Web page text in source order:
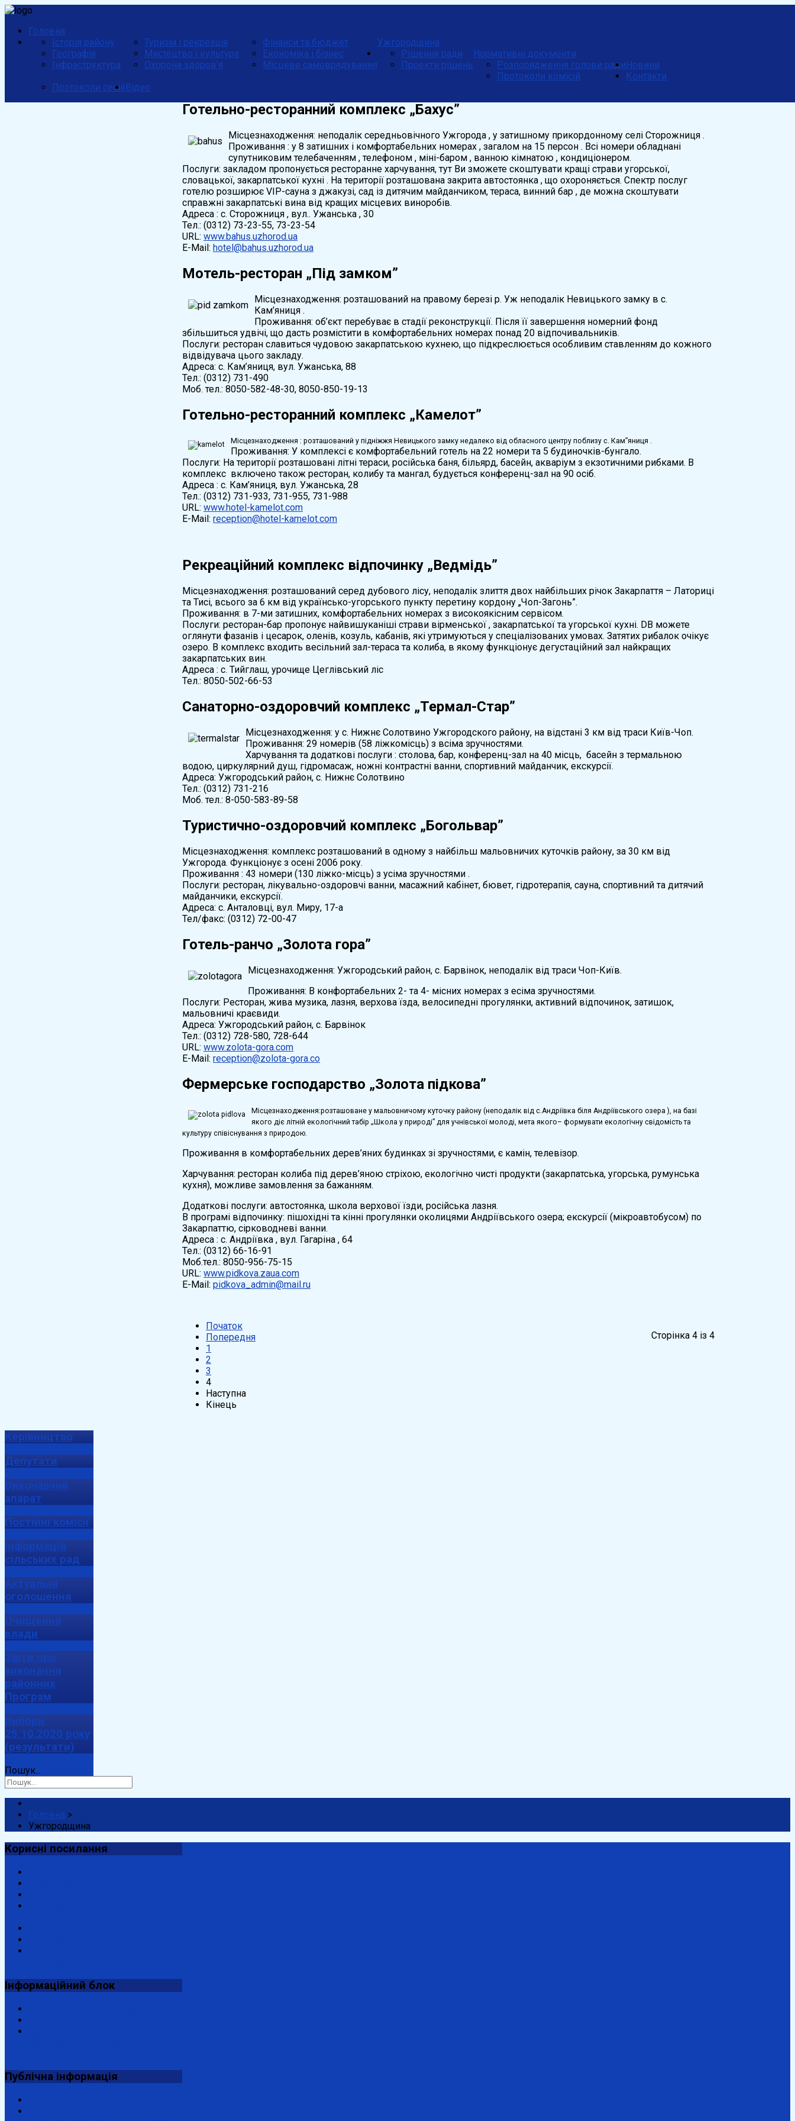
Головна
Ужгородщина
Історія району
Географія
Інфраструктура
Туризм і рекреація
Мистецтво і культура
Охорона здоров'я
Фінанси та бюджет
Економіка і бізнес
Місцеве самоврядування
Нормативні документи
Рішення ради
Проекти рішень
Розпорядження голови ради
Протоколи комісій
Протоколи сесій
Новини
Контакти
Відео
Готельно-ресторанний комплекс „Бахус”
Місцезнаходження: неподалік середньовічного Ужгорода , у затишному прикордонному селі Сторожниця .
Проживання : у 8 затишних і комфортабельних номерах , загалом на 15 персон . Всі номери обладнані
супутниковим телебаченням , телефоном , міні-баром , ванною кімнатою , кондиціонером.
Послуги: закладом пропонується ресторанне харчування, тут Ви зможете скоштувати кращі страви угорської,
словацької, закарпатської кухні . На території розташована закрита автостоянка , що охороняється. Спектр послуг
готелю розширює VIP-сауна з джакузі, сад із дитячим майданчиком, тераса, винний бар , де можна скоштувати
справжні закарпатські вина від кращих місцевих виноробів.
Адреса : с. Сторожниця , вул.. Ужанська , 30
Тел.: (0312) 73-23-55, 73-23-54
URL: www.bahus.uzhorod.ua
E-Mail: hotel@bahus.uzhorod.ua
Мотель-ресторан „Під замком”
Місцезнаходження: розташований на правому березі р. Уж неподалік Невицького замку в с.
Кам’яниця .
Проживання: об’єкт перебуває в стадії реконструкції. Після її завершення номерний фонд
збільшиться удвічі, що дасть розмістити в комфортабельних номерах понад 20 відпочивальників.
Послуги: ресторан славиться чудовою закарпатською кухнею, що підкреслюється особливим ставленням до кожного
відвідувача цього закладу.
Адреса: с. Кам’яниця, вул. Ужанська, 88
Тел.: (0312) 731-490
Моб. тел.: 8050-582-48-30, 8050-850-19-13
Готельно-ресторанний комплекс „Камелот”
Місцезнаходження : розташований у підніжжя Невицького замку недалеко від обласного центру поблизу с. Кам”яниця .
Проживання: У комплексі є комфортабельний готель на 22 номери та 5 будиночків-бунгало.
Послуги: На території розташовані літні тераси, російська баня, більярд, басейн, акваріум з екзотичними рибками. В
комплекс включено також ресторан, колибу та мангал, будується конференц-зал на 90 осіб.
Адреса : с. Кам’яниця, вул. Ужанська, 28
Тел.: (0312) 731-933, 731-955, 731-988
URL: www.hotel-kamelot.com
E-Mail: reception@hotel-kamelot.com
Рекреаційний комплекс відпочинку „Ведмідь”
Місцезнаходження: розташований серед дубового лісу, неподалік злиття двох найбільших річок Закарпаття – Латориці
та Тисі, всього за 6 км від українсько-угорського пункту перетину кордону „Чоп-Загонь”.
Проживання: в 7-ми затишних, комфортабельних номерах з високоякісним сервісом.
Послуги: ресторан-бар пропонує найвишуканіші страви вірменської , закарпатської та угорської кухні. DB можете
оглянути фазанів і цесарок, оленів, козуль, кабанів, які утримуються у спеціалізованих умовах. Затятих рибалок очікує
озеро. В комплекс входить весільний зал-тераса та колиба, в якому функціонує дегустаційний зал найкращих
закарпатських вин.
Адреса : с. Тийглаш, урочище Цеглівський ліс
Тел.: 8050-502-66-53
Санаторно-оздоровчий комплекс „Термал-Стар”
Місцезнаходження: у с. Нижнє Солотвино Ужгородского району, на відстані 3 км від траси Київ-Чоп.
Проживання: 29 номерів (58 ліжкомісць) з всіма зручностями.
Харчування та додаткові послуги : столова, бар, конференц-зал на 40 місць, басейн з термальною
водою, циркулярний душ, гідромасаж, ножні контрастні ванни, спортивний майданчик, екскурсії.
Адреса: Ужгородський район, с. Нижнє Солотвино
Тел.: (0312) 731-216
Моб. тел.: 8-050-583-89-58
Туристично-оздоровчий комплекс „Богольвар”
Місцезнаходження: комплекс розташований в одному з найбільш мальовничих куточків району, за 30 км від
Ужгорода. Функціонує з осені 2006 року.
Проживання : 43 номери (130 ліжко-місць) з усіма зручностями .
Послуги: ресторан, лікувально-оздоровчі ванни, масажний кабінет, бювет, гідротерапія, сауна, спортивний та дитячий
майданчики, екскурсії.
Адреса: с. Анталовці, вул. Миру, 17-а
Тел/факс: (0312) 72-00-47
Готель-ранчо „Золота гора”
Місцезнаходження: Ужгородський район, с. Барвінок, неподалік від траси Чоп-Київ.
Проживання: В конфортабельних 2- та 4- місних номерах з eсіма зручностями.
Послуги: Ресторан, жива музика, лазня, верхова їзда, велосипедні прогулянки, активний відпочинок, затишок,
мальовничі краєвиди.
Адреса: Ужгородський район, с. Барвінок
Тел.: (0312) 728-580, 728-644
URL: www.zolota-gora.com
E-Mail: reception@zolota-gora.co
Фермерське господарство „Золота підкова”
Місцезнаходження:розташоване у мальовничому куточку району (неподалік від с.Андріївка біля Андріївського озера ), на базі
якого діє літній екологічний табір „Школа у природі” для учнівської молоді, мета якого– формувати екологічну свідомість та
культуру співіснування з природою.
Проживання в комфортабельних дерев’яних будинках зі зручностями, є камін, телевізор.
Харчування: ресторан колиба під дерев’яною стріхою, екологічно чисті продукти (закарпатська, угорська, румунська
кухня), можливе замовлення за бажанням.
Додаткові послуги: автостоянка, школа верхової їзди, російська лазня.
В програмі відпочинку: пішохідні та кінні прогулянки околицями Андріївського озера; екскурсії (мікроавтобусом) по
Закарпаттю, сірководневі ванни.
Адреса : с. Андріївка , вул. Гагаріна , 64
Тел.: (0312) 66-16-91
Моб.тел.: 8050-956-75-15
URL: www.pidkova.zaua.com
E-Mail: pidkova_admin@mail.ru
Сторінка 4 із 4
Початок
Попередня
1
2
3
4
Наступна
Кінець
Керівництво
Депутати
Виконавчий
апарат
Постійні комісії
Інформація
сільських рад
Актуальні
оголошення
Очищення
влади
Звіти про
виконання
районних
Програм
Вибори
25.10.2020 року
(результати)
Пошук...
Головна >
Ужгородщина
Корисні посилання
Інформаційний блок
Публічна інформація